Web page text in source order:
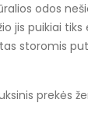
odos
jis puikiai
storomis
prekės